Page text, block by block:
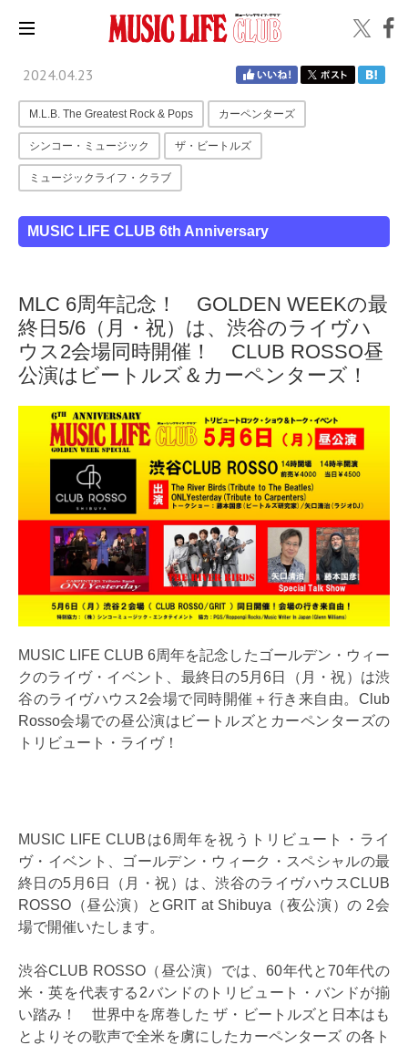
2024.04.23
M.L.B. The Greatest Rock & Pops カーペンターズ
シンコー・ミュージック ザ・ビートルズ
ミュージックライフ・クラブ
MUSIC LIFE CLUB 6th Anniversary
MLC 6周年記念！ GOLDEN WEEKの最
終日5/6（月・祝）は、渋谷のライヴハ
ウス2会場同時開催！ CLUB ROSSO昼
公演はビートルズ＆カーペンターズ！
MUSIC LIFE CLUB 6周年を記念したゴールデン・ウィー
クのライヴ・イベント、最終日の5月6日（月・祝）は渋
谷のライヴハウス2会場で同時開催＋行き来自由。Club
Rosso会場での昼公演はビートルズとカーペンターズの
トリビュート・ライヴ！
MUSIC LIFE CLUBは6周年を祝うトリビュート・ライ
ヴ・イベント、ゴールデン・ウィーク・スペシャルの最
終日の5月6日（月・祝）は、渋谷のライヴハウスCLUB
ROSSO（昼公演）とGRIT at Shibuya（夜公演）の 2会
場で開催いたします。
渋谷CLUB ROSSO（昼公演）では、60年代と70年代の
米・英を代表する2バンドのトリビュート・バンドが揃
い踏み！ 世界中を席巻した ザ・ビートルズと日本はも
とよりその歌声で全米を虜にしたカーペンターズ の各ト